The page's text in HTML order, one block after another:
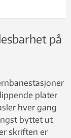
på
plater
hver gang
byttet ut
skriften er